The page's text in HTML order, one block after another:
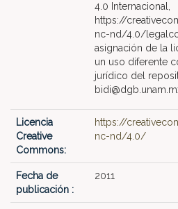
4.0 Internacional,
https://
nc-nd/4.0/
asignación de la
un uso diferente
jurídico del
Licencia
Creative
Commons:
https://
nc-nd/4.0/
Fecha de
publicación :
2011